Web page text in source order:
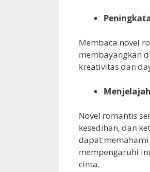
Membaca novel
membayangkan
kreativitas dan
Novel romantis
kesedihan, dan
dapat
mempengaruhi
cinta.